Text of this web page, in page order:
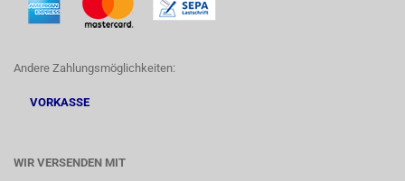
Andere Zahlungsmöglichkeiten:
VORKASSE
WIR VERSENDEN MIT